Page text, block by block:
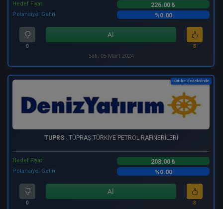
Hedef Fiyat 226.00 ₺
Potansiyel Getiri %0.00
0
Al
8
Salı, 05 Mart 2024
Katılım Endeksinde
TUPRS- TÜPRAŞ-TÜRKİYE PETROL RAFİNERİLERİ
Hedef Fiyat 208.00 ₺
Potansiyel Getiri %0.00
0
Al
8